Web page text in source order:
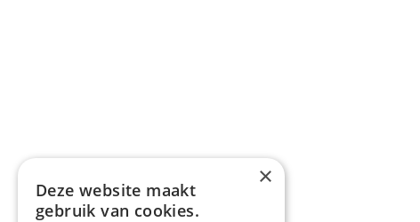
×
Deze website maakt
gebruik van cookies.